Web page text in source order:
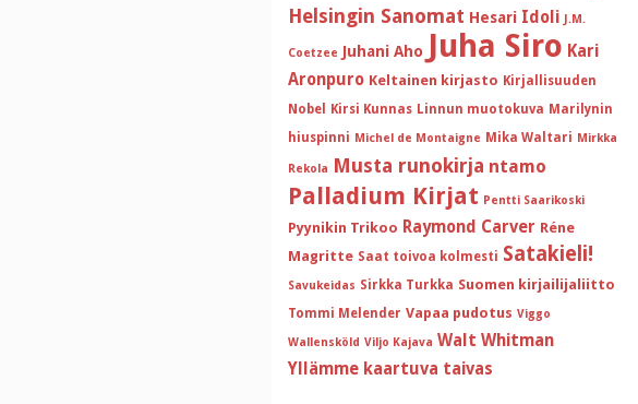
Helsingin Sanomat Hesari Idoli J.M.
Coetzee Juhani Aho Juha Siro Kari
Aronpuro Keltainen kirjasto Kirjallisuuden
Nobel
Kirsi Kunnas Linnun muotokuva Marilynin
hiuspinni Michel de Montaigne Mika Waltari Mirkka
Rekola Musta runokirja ntamo
Palladium Kirjat Pentti Saarikoski
Pyynikin Trikoo Raymond Carver Réne
Magritte Saat toivoa kolmesti Satakieli!
Savukeidas Sirkka Turkka Suomen kirjailijaliitto
Tommi Melender Vapaa pudotus Viggo
Wallensköld Viljo Kajava Walt Whitman
Yllämme kaartuva taivas